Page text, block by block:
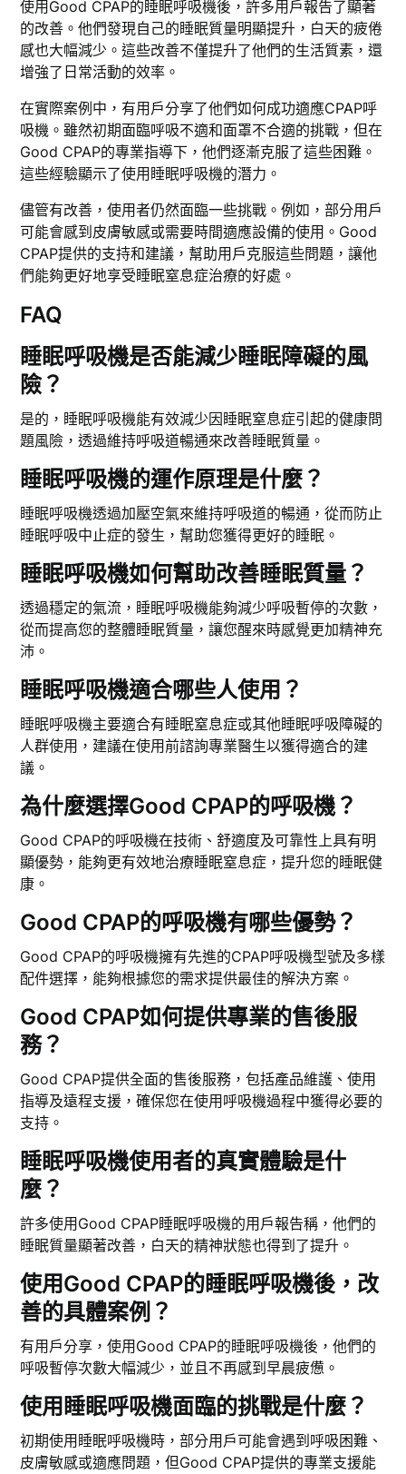
使用Good CPAP的睡眠呼吸機後，許多用戶報告了顯著
的改善。他們發現自己的睡眠質量明顯提升，白天的疲倦
感也大幅減少。這些改善不僅提升了他們的生活質素，還
增強了日常活動的效率。
在實際案例中，有用戶分享了他們如何成功適應CPAP呼
吸機。雖然初期面臨呼吸不適和面罩不合適的挑戰，但在
Good CPAP的專業指導下，他們逐漸克服了這些困難。
這些經驗顯示了使用睡眠呼吸機的潛力。
儘管有改善，使用者仍然面臨一些挑戰。例如，部分用戶
可能會感到皮膚敏感或需要時間適應設備的使用。Good
CPAP提供的支持和建議，幫助用戶克服這些問題，讓他
們能夠更好地享受睡眠窒息症治療的好處。
FAQ
睡眠呼吸機是否能減少睡眠障礙的風
險？
是的，睡眠呼吸機能有效減少因睡眠窒息症引起的健康問
題風險，透過維持呼吸道暢通來改善睡眠質量。
睡眠呼吸機的運作原理是什麼？
睡眠呼吸機透過加壓空氣來維持呼吸道的暢通，從而防止
睡眠呼吸中止症的發生，幫助您獲得更好的睡眠。
睡眠呼吸機如何幫助改善睡眠質量？
透過穩定的氣流，睡眠呼吸機能夠減少呼吸暫停的次數，
從而提高您的整體睡眠質量，讓您醒來時感覺更加精神充
沛。
睡眠呼吸機適合哪些人使用？
睡眠呼吸機主要適合有睡眠窒息症或其他睡眠呼吸障礙的
人群使用，建議在使用前諮詢專業醫生以獲得適合的建
議。
為什麼選擇Good CPAP的呼吸機？
Good CPAP的呼吸機在技術、舒適度及可靠性上具有明
顯優勢，能夠更有效地治療睡眠窒息症，提升您的睡眠健
康。
Good CPAP的呼吸機有哪些優勢？
Good CPAP的呼吸機擁有先進的CPAP呼吸機型號及多樣
配件選擇，能夠根據您的需求提供最佳的解決方案。
Good CPAP如何提供專業的售後服
務？
Good CPAP提供全面的售後服務，包括產品維護、使用
指導及遠程支援，確保您在使用呼吸機過程中獲得必要的
支持。
睡眠呼吸機使用者的真實體驗是什
麼？
許多使用Good CPAP睡眠呼吸機的用戶報告稱，他們的
睡眠質量顯著改善，白天的精神狀態也得到了提升。
使用Good CPAP的睡眠呼吸機後，改
善的具體案例？
有用戶分享，使用Good CPAP的睡眠呼吸機後，他們的
呼吸暫停次數大幅減少，並且不再感到早晨疲憊。
使用睡眠呼吸機面臨的挑戰是什麼？
初期使用睡眠呼吸機時，部分用戶可能會遇到呼吸困難、
皮膚敏感或適應問題，但Good CPAP提供的專業支援能